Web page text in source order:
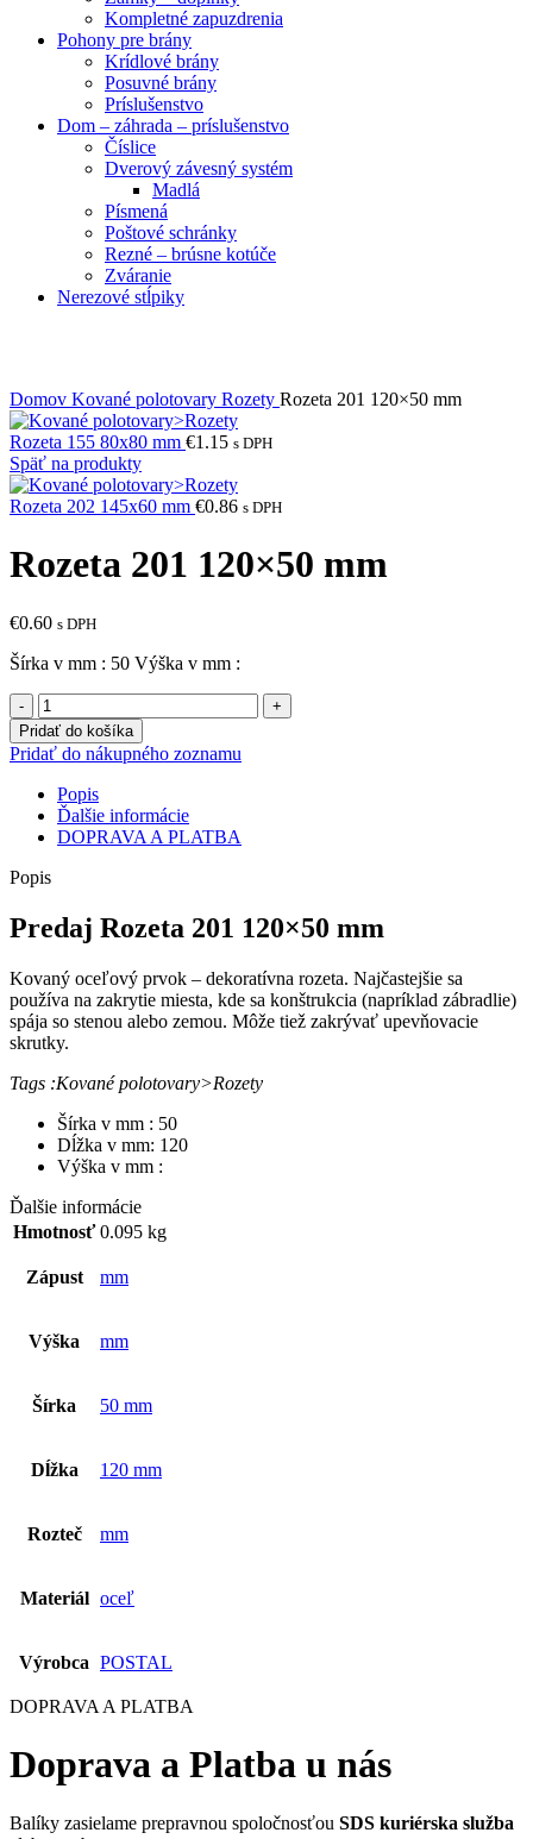
Kompletné zapuzdrenia
Pohony pre brány
Krídlové brány
Posuvné brány
Príslušenstvo
Dom – záhrada – príslušenstvo
Číslice
Dverový závesný systém
Madlá
Písmená
Poštové schránky
Rezné – brúsne kotúče
Zváranie
Nerezové stĺpiky
Domov Kované polotovary Rozety Rozeta 201 120×50 mm
Rozeta 155 80x80 mm €1.15 s DPH
Späť na produkty
Rozeta 202 145x60 mm €0.86 s DPH
Rozeta 201 120×50 mm
€0.60 s DPH
Šírka v mm : 50 Výška v mm :
množstvo
Rozeta
201
120x50
mm
Pridať do košíka
Pridať do nákupného zoznamu
Popis
Ďalšie informácie
DOPRAVA A PLATBA
Popis
Predaj Rozeta 201 120×50 mm
Kovaný oceľový prvok – dekoratívna rozeta. Najčastejšie sa
používa na zakrytie miesta, kde sa konštrukcia (napríklad zábradlie)
spája so stenou alebo zemou. Môže tiež zakrývať upevňovacie
skrutky.
Tags :Kované polotovary>Rozety
Šírka v mm : 50
Dĺžka v mm: 120
Výška v mm :
Ďalšie informácie
Hmotnosť 0.095 kg
Zápust mm
Výška mm
Šírka 50 mm
Dĺžka 120 mm
Rozteč mm
Materiál oceľ
Výrobca POSTAL
DOPRAVA A PLATBA
Doprava a Platba u nás
Balíky zasielame prepravnou spoločnosťou SDS kuriérska služba